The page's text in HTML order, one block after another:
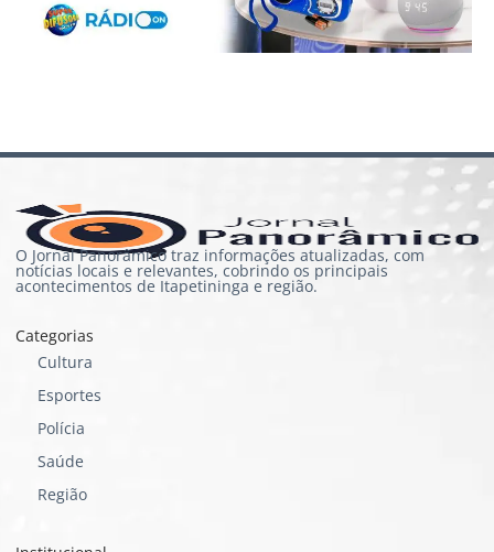
O Jornal Panorâmico traz informações atualizadas, com
notícias locais e relevantes, cobrindo os principais
acontecimentos de Itapetininga e região.
Categorias
Cultura
Esportes
Polícia
Saúde
Região